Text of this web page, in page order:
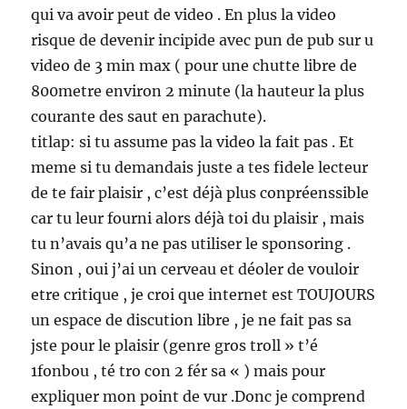
qui va avoir peut de video . En plus la video
risque de devenir incipide avec pun de pub sur u
video de 3 min max ( pour une chutte libre de
800metre environ 2 minute (la hauteur la plus
courante des saut en parachute).
titlap: si tu assume pas la video la fait pas . Et
meme si tu demandais juste a tes fidele lecteur
de te fair plaisir , c’est déjà plus conpréenssible
car tu leur fourni alors déjà toi du plaisir , mais
tu n’avais qu’a ne pas utiliser le sponsoring .
Sinon , oui j’ai un cerveau et déoler de vouloir
etre critique , je croi que internet est TOUJOURS
un espace de discution libre , je ne fait pas sa
jste pour le plaisir (genre gros troll » t’é
1fonbou , té tro con 2 fér sa « ) mais pour
expliquer mon point de vur .Donc je comprend